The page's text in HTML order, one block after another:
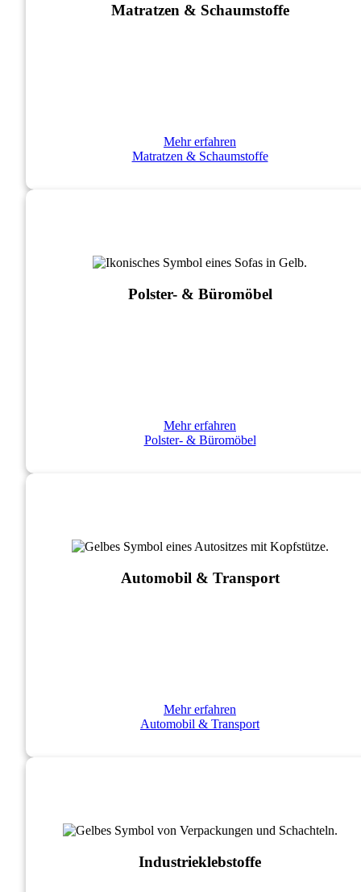
Matratzen & Schaumstoffe
Mehr erfahren
Matratzen & Schaumstoffe
Polster- & Büromöbel
Mehr erfahren
Polster- & Büromöbel
Automobil & Transport
Mehr erfahren
Automobil & Transport
Industrie­klebstoffe